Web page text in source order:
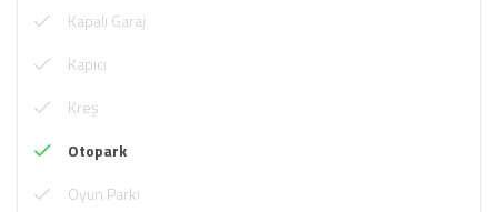
Kapalı Garaj
Kapıcı
Kreş
Otopark
Oyun Parkı